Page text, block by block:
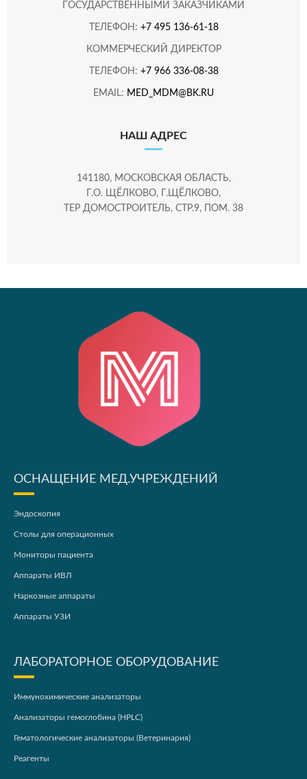
ГОСУДАРСТВЕННЫМИ ЗАКАЗЧИКАМИ
ТЕЛЕФОН: +7 495 136-61-18
КОММЕРЧЕСКИЙ ДИРЕКТОР
ТЕЛЕФОН: +7 966 336-08-38
EMAIL: MED_MDM@BK.RU
НАШ АДРЕС
141180, МОСКОВСКАЯ ОБЛАСТЬ,
Г.О. ЩЁЛКОВО, Г.ЩЁЛКОВО,
ТЕР ДОМОСТРОИТЕЛЬ, СТР.9, ПОМ. 38
ОСНАЩЕНИЕ МЕД.УЧРЕЖДЕНИЙ
Эндоскопия
Столы для операционных
Мониторы пациента
Аппараты ИВЛ
Наркозные аппараты
Аппараты УЗИ
ЛАБОРАТОРНОЕ ОБОРУДОВАНИЕ
Иммунохимические анализаторы
Анализаторы гемоглобина (HPLC)
Гематологические анализаторы (Ветеринария)
Реагенты